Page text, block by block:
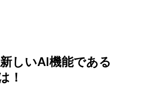
新しいAI機能である
！